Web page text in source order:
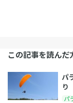
この記事を読ん
パ
り
パ